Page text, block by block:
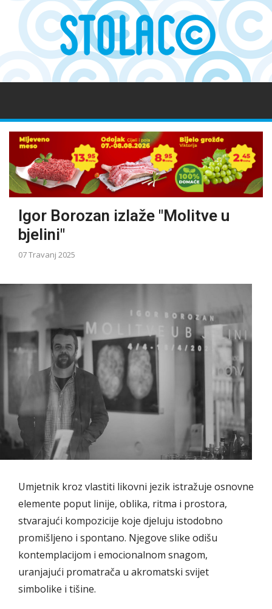
Igor Borozan izlaže "Molitve u
bjelini"
07 Travanj 2025
Umjetnik kroz vlastiti likovni jezik istražuje osnovne
elemente poput linije, oblika, ritma i prostora,
stvarajući kompozicije koje djeluju istodobno
promišljeno i spontano. Njegove slike odišu
kontemplacijom i emocionalnom snagom,
uranjajući promatrača u akromatski svijet
simbolike i tišine.